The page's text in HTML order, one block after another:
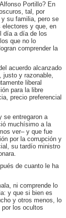
Portillo? En
tal, por
su familia, pero se
electores y que, en
día a día de los
que no lo
comprender la
acuerdo alcanzado
justo y razonable,
liberal
para la libre
precio preferencial
se entregaron a
muchísimo a la
ver– y que fue
por la corrupción y
su tardío ministro
de cuanto le ha
ni comprende lo
y que si bien es
y otros menos, lo
los ocultos